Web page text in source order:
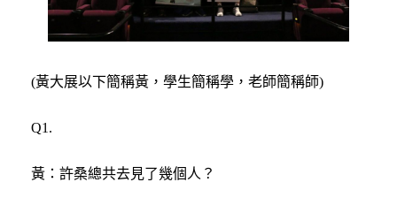
(黃大展以下簡稱黃，學生簡稱學，老師簡稱師)
Q1.
黃：許桑總共去見了幾個人？